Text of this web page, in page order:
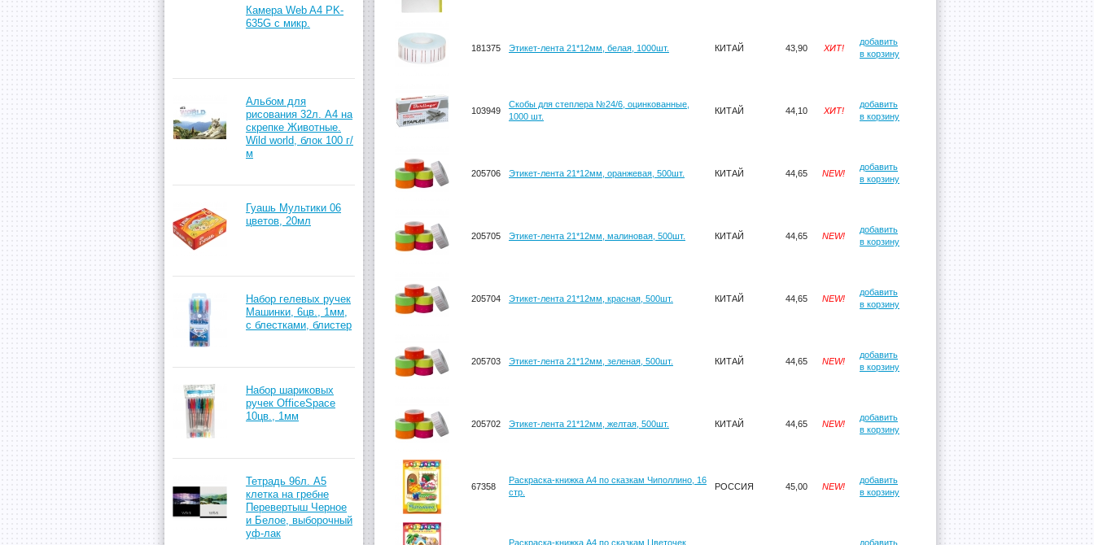
181375 Этикет-лента 21*12мм, белая, 1000шт. КИТАЙ 43,90 ХИТ!
добавить
в корзину
103949
Скобы для степлера №24/6, оцинкованные,
1000 шт.
КИТАЙ 44,10 ХИТ!
добавить
в корзину
205706 Этикет-лента 21*12мм, оранжевая, 500шт. КИТАЙ 44,65 NEW!
добавить
в корзину
205705 Этикет-лента 21*12мм, малиновая, 500шт. КИТАЙ 44,65 NEW!
добавить
в корзину
205704 Этикет-лента 21*12мм, красная, 500шт. КИТАЙ 44,65 NEW!
добавить
в корзину
205703 Этикет-лента 21*12мм, зеленая, 500шт. КИТАЙ 44,65 NEW!
добавить
в корзину
205702 Этикет-лента 21*12мм, желтая, 500шт. КИТАЙ 44,65 NEW!
добавить
в корзину
67358
Раскраска-книжка А4 по сказкам Чиполлино, 16
стр.
РОССИЯ 45,00 NEW!
добавить
в корзину
Раскраска-книжка А4 по сказкам Цветочек
добавить
Камера Web A4 PK-
635G с микр.
Альбом для
рисования 32л. А4 на
скрепке Животные.
Wild world, блок 100 г/
м
Гуашь Мультики 06
цветов, 20мл
Набор гелевых ручек
Машинки, 6цв., 1мм,
с блестками, блистер
Набор шариковых
ручек OfficeSpace
10цв., 1мм
Тетрадь 96л. А5
клетка на гребне
Перевертыш Черное
и Белое, выборочный
уф-лак